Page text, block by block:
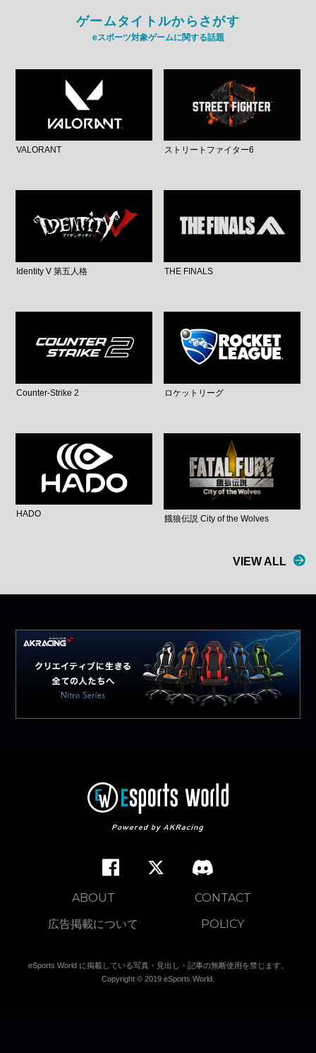
ゲームタイトルからさがす
eスポーツ対象ゲームに関する話題
VALORANT ストリートファイター6
Identity V 第五人格 THE FINALS
Counter-Strike 2 ロケットリーグ
HADO
餓狼伝説 City of the Wolves
VIEW ALL
ABOUT
CONTACT
広告掲載について
POLICY
eSports World に掲載している写真・見出し・記事の無断使用を禁じます。
Copyright © 2019 eSports World.